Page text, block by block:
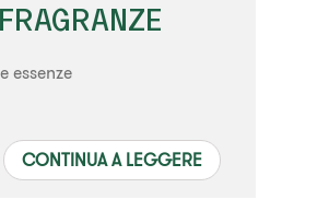
essenze
CONTINUA A LEGGERE